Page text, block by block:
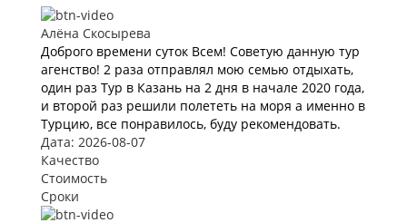
Алёна Скосырева
Доброго времени суток Всем! Советую данную тур
агенство! 2 раза отправлял мою семью отдыхать,
один раз Тур в Казань на 2 дня в начале 2020 года,
и второй раз решили полететь на моря а именно в
Турцию, все понравилось, буду рекомендовать.
Дата: 2026-08-07
Качество
Стоимость
Сроки